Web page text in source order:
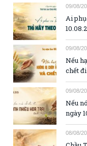
09/08/
Ai
09/08/
Nếu
chết
09/08/
Nếu
ngày
08/08/